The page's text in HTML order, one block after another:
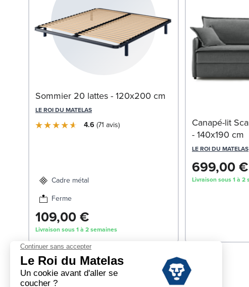
Sommier 20 lattes - 120x200 cm
LE ROI DU MATELAS
4.6 71 avis
Cadre métal
Ferme
109,00 €
Livraison sous 1 à 2 semaines
Canapé-lit
- 140x190 cm
LE ROI DU MATELAS
699,00 €
Livraison sous 1 à 2